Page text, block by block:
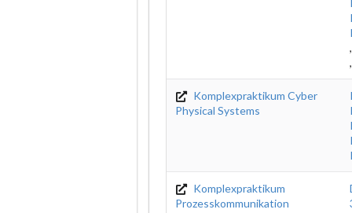
Komplexpraktikum Cyber
Physical Systems
Komplexpraktikum
Prozesskommunikation